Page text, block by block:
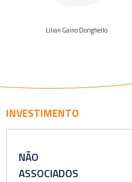
Lilian Gaino Dorighello
INVESTIMENTO
NÃO
ASSOCIADOS